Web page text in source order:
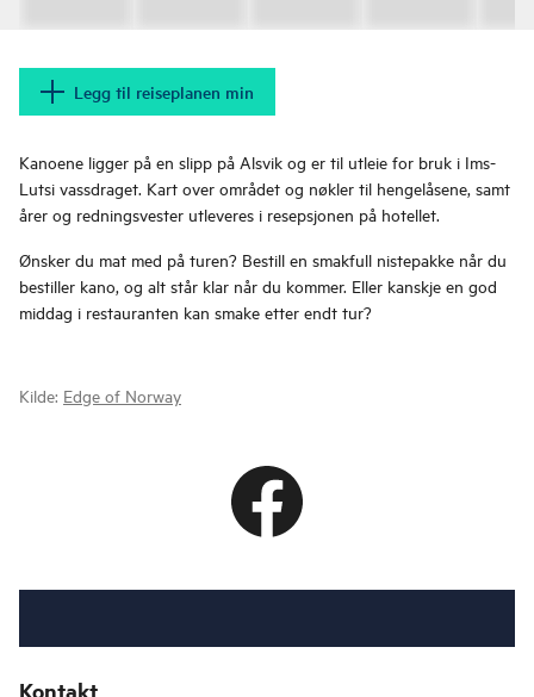
Legg til reiseplanen min
Kanoene ligger på en slipp på Alsvik og er til utleie for bruk i Ims-
Lutsi vassdraget. Kart over området og nøkler til hengelåsene, samt
årer og redningsvester utleveres i resepsjonen på hotellet.
Ønsker du mat med på turen? Bestill en smakfull nistepakke når du
bestiller kano, og alt står klar når du kommer. Eller kanskje en god
middag i restauranten kan smake etter endt tur?
Kilde: Edge of Norway
Kontakt